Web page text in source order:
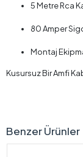
5 Metre Rca
80 Amper
Montaj
Kusursuz Bir Amfi
Benzer Ürünler